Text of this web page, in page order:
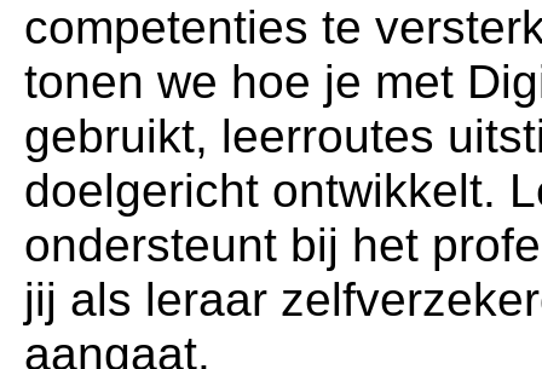
competenties te
tonen we hoe je met
gebruikt, leerroutes
doelgericht ontwikkelt.
ondersteunt bij het
jij als leraar
aangaat.